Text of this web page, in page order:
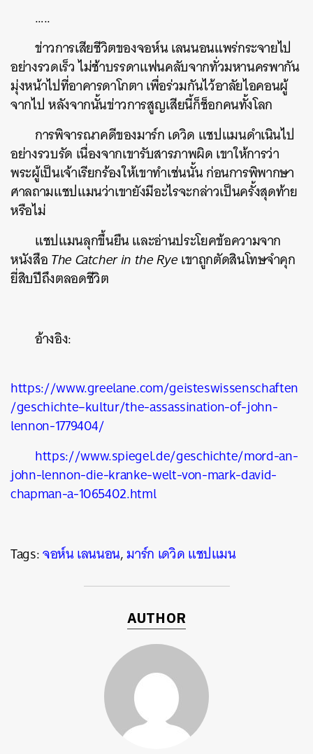
…..
ข่าวการเสียชีวิตของจอห์นเลนนอนแพร่กระจายไป
อย่างรวดเร็วไม่ช้าบรรดาแฟนคลับจากทั่วมหานครพากัน
มุ่งหน้าไปที่อาคารดาโกตาเพื่อร่วมกันไว้อาลัยไอคอนผู้
จากไปหลังจากนั้นข่าวการสูญเสียนี้ก็ช็อกคนทั้งโลก
การพิจารณาคดีของมาร์กเดวิด แชปแมนดำเนินไป
อย่างรวบรัด เนื่องจากเขารับสารภาพผิดเขาให้การว่า
พระผู้เป็นเจ้าเรียกร้องให้เขาทำเช่นนั้นก่อนการพิพากษา
ศาลถามแชปแมนว่าเขายังมีอะไรจะกล่าวเป็นครั้งสุดท้าย
หรือไม่
แชปแมนลุกขึ้นยืนและอ่านประโยคข้อความจาก
หนังสือThe Catcher in the Ryeเขาถูกตัดสินโทษจำคุก
ยี่สิบปีถึงตลอดชีวิต
อ้างอิง:
https://www.greelane.com/geisteswissenschaften
/geschichte–kultur/the-assassination-of-john-
lennon-1779404/
https://www.spiegel.de/geschichte/mord-an-
john-lennon-die-kranke-welt-von-mark-david-
chapman-a-1065402.html
Tags:จอห์น เลนนอน,มาร์ก เดวิด แชปแมน
AUTHOR